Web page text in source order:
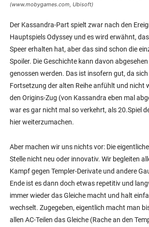
(www.mobygames.com, Ubisoft)
Der Kassandra-Part spielt zwar nach den
Hauptspiels Odyssey und es wird erwähnt,
Speer erhalten hat, aber das sind schon die
Spoiler. Die Geschichte kann davon
genossen werden. Das ist insofern gut, da
Fortsetzung der alten Reihe anfühlt und nicht
den Origins-Zug (von Kassandra eben mal
war es gar nicht mal so verkehrt, als 20.Spiel
hier weiterzumachen.
Aber machen wir uns nichts vor: Die
Stelle nicht neu oder innovativ. Wir begleiten
Kampf gegen Templer-Derivate und andere
Ende ist es dann doch etwas repetitiv und
immer wieder das Gleiche macht und halt
wechselt. Zugegeben, eigentlich macht man
allen AC-Teilen das Gleiche (Rache an den